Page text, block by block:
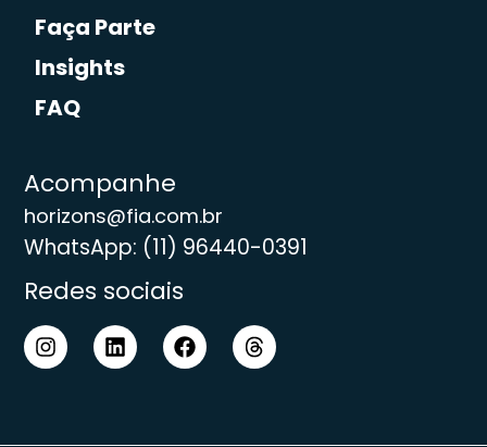
Faça Parte
Insights
FAQ
Acompanhe
horizons@fia.com.br
WhatsApp: (11) 96440-0391
Redes sociais